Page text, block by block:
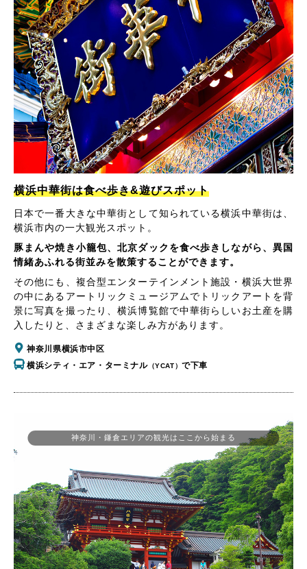
横浜中華街は食べ歩き&遊びスポット
日本で一番大きな中華街として知られている横浜中華街は、
横浜市内の一大観光スポット。
豚まんや焼き小籠包、北京ダックを食べ歩きしながら、異国
情緒あふれる街並みを散策することができます。
その他にも、複合型エンターテインメント施設・横浜大世界
の中にあるアートリックミュージアムでトリックアートを背
景に写真を撮ったり、横浜博覧館で中華街らしいお土産を購
入したりと、さまざまな楽しみ方があります。
神奈川県横浜市中区
横浜シティ・エア・ターミナル（YCAT）で下車
神奈川・鎌倉エリアの観光はここから始まる